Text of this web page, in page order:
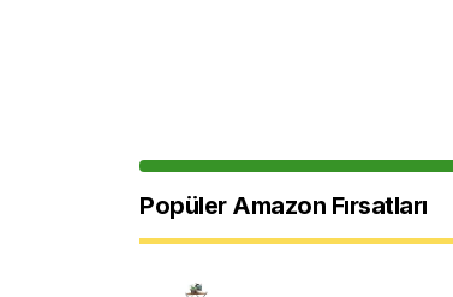
Popüler Amazon Fırsatları